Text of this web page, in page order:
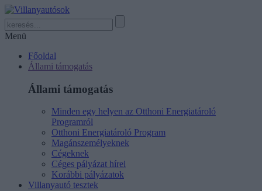
Menü
Főoldal
Állami támogatás
Állami támogatás
Minden egy helyen az Otthoni Energiatároló
Programról
Otthoni Energiatároló Program
Magánszemélyeknek
Cégeknek
Céges pályázat hírei
Korábbi pályázatok
Villanyautó tesztek